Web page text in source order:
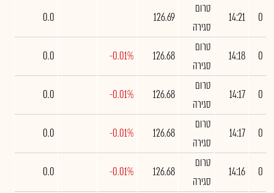
0
14:21
טרום
סגירה
126.69
0.0
0
14:18
טרום
סגירה
126.68
-0.01%
0.0
0
14:17
טרום
סגירה
126.68
-0.01%
0.0
0
14:17
טרום
סגירה
126.68
-0.01%
0.0
0
14:16
טרום
סגירה
126.68
-0.01%
0.0